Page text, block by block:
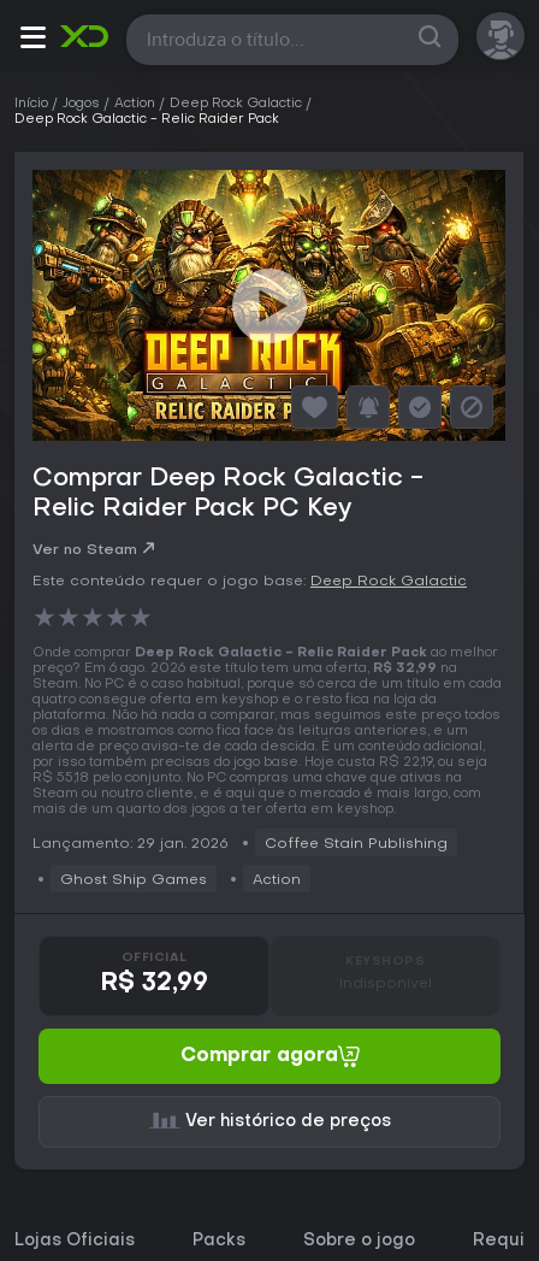
Todas
Início Jogos Action
Deep Rock Galactic
Deep Rock Galactic - Relic Raider Pack
Comprar Deep Rock Galactic -
Relic Raider Pack PC Key
Ver no Steam
Este conteúdo requer o jogo base: Deep Rock Galactic
★★★★★
Onde comprar Deep Rock Galactic - Relic Raider Pack ao melhor
preço? Em 6 ago. 2026 este título tem uma oferta, R$ 32,99 na
Steam. No PC é o caso habitual, porque só cerca de um título em cada
quatro consegue oferta em keyshop e o resto fica na loja da
plataforma. Não há nada a comparar, mas seguimos este preço todos
os dias e mostramos como fica face às leituras anteriores, e um
alerta de preço avisa-te de cada descida. É um conteúdo adicional,
por isso também precisas do jogo base. Hoje custa R$ 22,19, ou seja
R$ 55,18 pelo conjunto. No PC compras uma chave que ativas na
Steam ou noutro cliente, e é aqui que o mercado é mais largo, com
mais de um quarto dos jogos a ter oferta em keyshop.
Lançamento: 29 jan. 2026 Coffee Stain Publishing
Ghost Ship Games Action
OFFICIAL
R$ 32,99 Indisponível
Comprar agora
Ver histórico de preços
Lojas Oficiais Packs Sobre o jogo